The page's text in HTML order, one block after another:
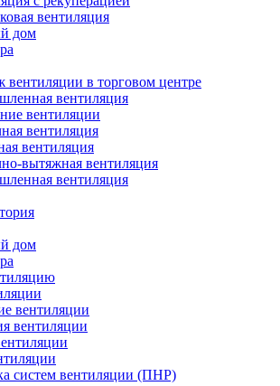
вентиляция
дом
вентиляции в торговом центре
вентиляция
вентиляции
вентиляция
вентиляция
вытяжная вентиляция
вентиляция
дом
вентиляции
вентиляции
систем вентиляции (ПНР)